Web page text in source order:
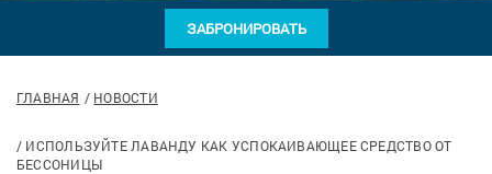
ЗАБРОНИРОВАТЬ
ГЛАВНАЯ НОВОСТИ
ИСПОЛЬЗУЙТЕ ЛАВАНДУ КАК УСПОКАИВАЮЩЕЕ СРЕДСТВО ОТ
БЕССОНИЦЫ